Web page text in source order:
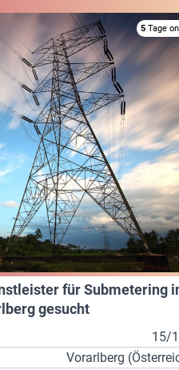
5Tage
für Submetering
gesucht
15/
Vorarl­berg